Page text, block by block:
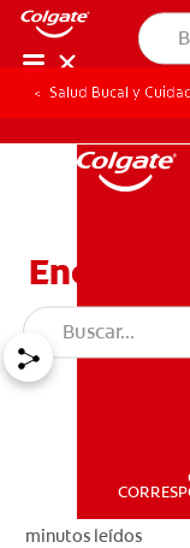
Salud Bucal y
minutos leídos